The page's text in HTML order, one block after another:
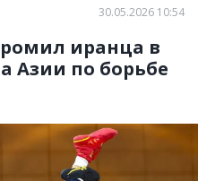
30.05.2026 10:54
иранца в
Азии по борьбе